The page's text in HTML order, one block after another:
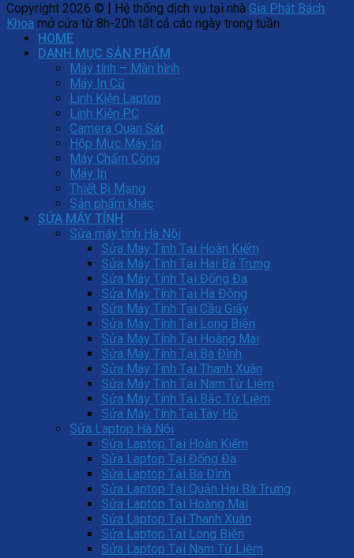
Copyright 2026 © | Hệ thống dịch vụ tại nhà Gia Phát Bách
Khoa mở cửa từ 8h-20h tất cả các ngày trong tuần
HOME
DANH MỤC SẢN PHẨM
Máy tính – Màn hình
Máy In Cũ
Linh Kiện Laptop
Linh Kiện PC
Camera Quan Sát
Hộp Mực Máy In
Máy Chấm Công
Máy In
Thiết Bị Mạng
Sản phẩm khác
SỬA MÁY TÍNH
Sửa máy tính Hà Nội
Sửa Máy Tính Tại Hoàn Kiếm
Sửa Máy Tính Tại Hai Bà Trưng
Sửa Máy Tính Tại Đống Đa
Sửa Máy Tính Tại Hà Đông
Sửa Máy Tính Tại Cầu Giấy
Sửa Máy Tính Tại Long Biên
Sửa Máy Tính Tại Hoàng Mai
Sửa Máy Tính Tại Ba Đình
Sửa Máy Tính Tại Thanh Xuân
Sửa Máy Tính Tại Nam Từ Liêm
Sửa Máy Tính Tại Bắc Từ Liêm
Sửa Máy Tính Tại Tây Hồ
Sửa Laptop Hà Nội
Sửa Laptop Tại Hoàn Kiếm
Sửa Laptop Tại Đống Đa
Sửa Laptop Tại Ba Đình
Sửa Laptop Tại Quận Hai Bà Trưng
Sửa Laptop Tại Hoàng Mai
Sửa Laptop Tại Thanh Xuân
Sửa Laptop Tại Long Biên
Sửa Laptop Tại Nam Từ Liêm